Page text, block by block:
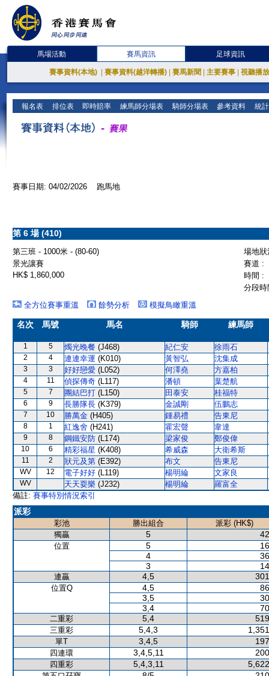
馬場活動 賽馬資訊 足球資訊
賽事資料(本地) 賽事資料(越洋轉播) 賽馬新聞 主要賽事 視聽播
報名表 排位表 即時賠率 練馬師分場表 騎師分場表 參考資料 統
賽事日期: 04/02/2026 跑馬地
第 6 場 (410)
第三班 - 1000米 - (80-60)
場地
景光讓賽
賽道 :
HK$ 1,860,000
時間 :
分段
全方位賽事重溫
餘勢分析 模擬鳥瞰重溫
名次 馬號 馬名 騎師 練馬師
1 5 燭光晚餐 (J468) 紀仁安 徐雨石
2 4 連連幸運 (K010) 黃智弘 沈集成
3 3 好好戀愛 (L052) 何澤堯 方嘉柏
4 11 偵探傳奇 (L117) 潘頓 葉楚航
5 7 團結巴打 (L150) 田泰安 桂福特
6 9 長勝隊長 (K379) 金誠剛 伍鵬志
7 10 勝萬金 (H405) 鍾易禮 告東尼
8 1 紅逸舍 (H241) 霍宏聲 韋達
9 8 鋼鐵安防 (L174) 梁家俊 鄭俊偉
10 6 精彩福星 (K408) 希威森 大衛希斯
11 2 狀元及第 (E392) 布文 告東尼
WV 12 電子好好 (L119) 楊明綸 文家良
WV 天天耍樂 (J232) 楊明綸
羅富全
備註: 賽事特別情況索引
派彩
彩池 勝出組合
派彩 (HK$)
獨贏
5
位置 5
4
3
連贏 4,5
位置Q 4,5
3,5
3,4
二重彩 5,4
三重彩 5,4,3
單T 3,4,5
四連環 3,4,5,11
四重彩 5,4,3,11